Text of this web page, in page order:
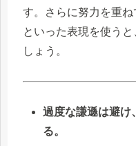
す。さらに努力を重ね
といった表現を使う
しょう。
過度な謙遜は避け
る。